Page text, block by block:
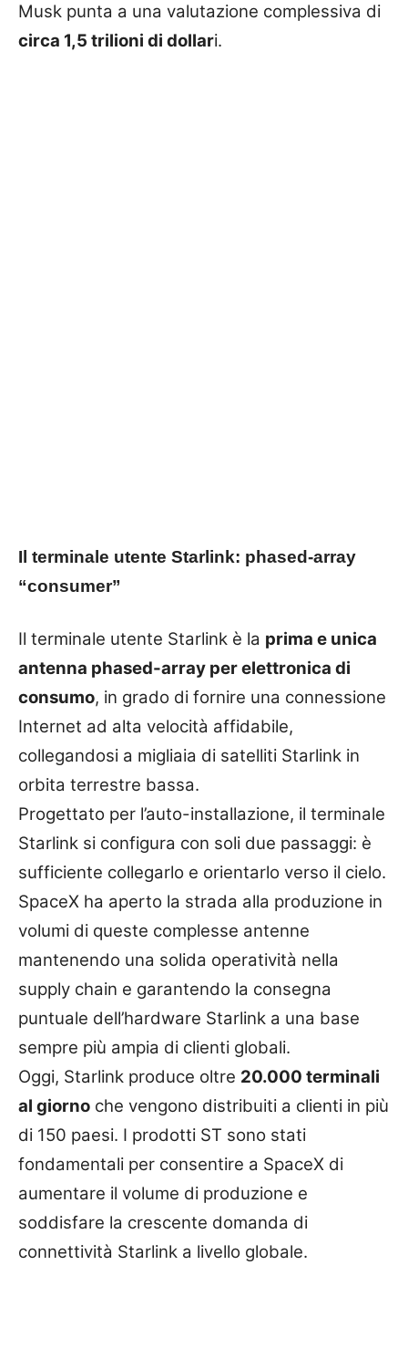
Musk punta a una valutazione complessiva di
circa 1,5 trilioni di dollari.
Il terminale utente Starlink: phased-array
“consumer”
Il terminale utente Starlink è la prima e unica
antenna phased-array per elettronica di
consumo, in grado di fornire una connessione
Internet ad alta velocità affidabile,
collegandosi a migliaia di satelliti Starlink in
orbita terrestre bassa.
Progettato per l’auto-installazione, il terminale
Starlink si configura con soli due passaggi: è
sufficiente collegarlo e orientarlo verso il cielo.
SpaceX ha aperto la strada alla produzione in
volumi di queste complesse antenne
mantenendo una solida operatività nella
supply chain e garantendo la consegna
puntuale dell’hardware Starlink a una base
sempre più ampia di clienti globali.
Oggi, Starlink produce oltre 20.000 terminali
al giorno che vengono distribuiti a clienti in più
di 150 paesi. I prodotti ST sono stati
fondamentali per consentire a SpaceX di
aumentare il volume di produzione e
soddisfare la crescente domanda di
connettività Starlink a livello globale.